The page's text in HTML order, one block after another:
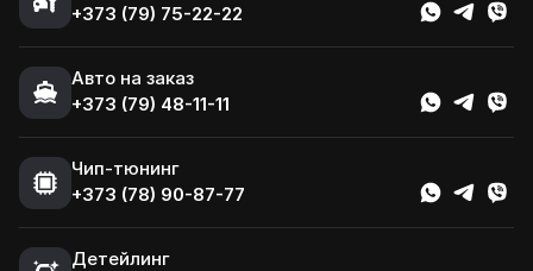
+373 (79) 75-22-22
Авто на заказ
+373 (79) 48-11-11
Чип-тюнинг
+373 (78) 90-87-77
Детейлинг